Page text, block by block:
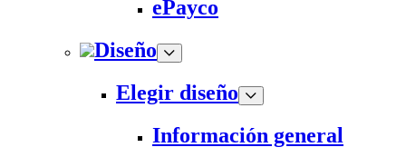
ePayco
Diseño
Elegir diseño
Información general